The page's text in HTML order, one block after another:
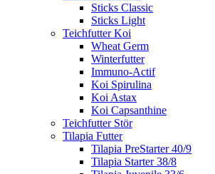
Sticks Classic
Sticks Light
Teichfutter Koi
Wheat Germ
Winterfutter
Immuno-Actif
Koi Spirulina
Koi Astax
Koi Capsanthine
Teichfutter Stör
Tilapia Futter
Tilapia PreStarter 40/9
Tilapia Starter 38/8